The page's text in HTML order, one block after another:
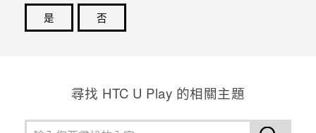
是
否
尋找 HTC U Play 的相關主題